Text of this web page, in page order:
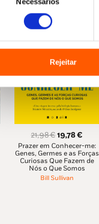
Rejeitar
21,98€O
preço
original
era:
21,98 €.
19,78€
preço
atual
é:
Prazer em Conhecer-me:
Genes, Germes e as Forças
Curiosas Que Fazem de
Nós o Que Somos
Bill Sullivan